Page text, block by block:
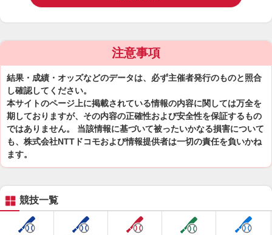
注意事項
結果・成績・オッズなどのデータは、必ず主催者発行のものと照合
し確認してください。
本サイトのページ上に掲載されている情報の内容に関しては万全を
期しておりますが、その内容の正確性および安全性を保証するもの
ではありません。 当該情報に基づいて被ったいかなる損害について
も、株式会社NTTドコモおよび情報提供者は一切の責任を負いかね
ます。
競技一覧